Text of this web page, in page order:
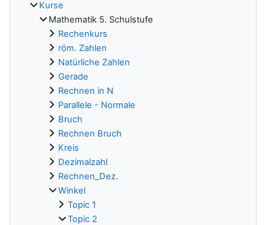
Kurse
Mathematik 5. Schulstufe
Rechenkurs
röm. Zahlen
Natürliche Zahlen
Gerade
Rechnen in N
Parallele - Normale
Bruch
Rechnen Bruch
Kreis
Dezimalzahl
Rechnen_Dez.
Winkel
Topic 1
Topic 2